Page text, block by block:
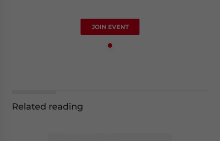
JOIN EVENT
Related reading